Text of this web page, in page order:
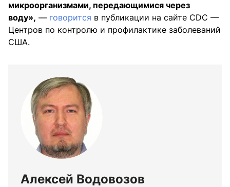
микроорганизмами, передающимися через
воду», — говорится в публикации на сайте CDC —
Центров по контролю и профилактике заболеваний
США.
Алексей Водовозов